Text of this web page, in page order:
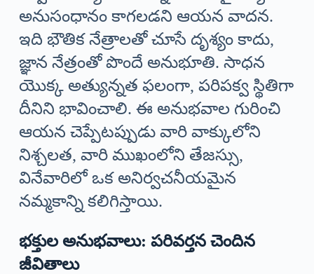
అనుసంధానం కాగలడని ఆయన వాదన.
ఇది భౌతిక నేత్రాలతో చూసే దృశ్యం కాదు,
జ్ఞాన నేత్రంతో పొందే అనుభూతి. సాధన
యొక్క అత్యున్నత ఫలంగా, పరిపక్వ స్థితిగా
దీనిని భావించాలి. ఈ అనుభవాల గురించి
ఆయన చెప్పేటప్పుడు వారి వాక్కులోని
నిశ్చలత, వారి ముఖంలోని తేజస్సు,
వినేవారిలో ఒక అనిర్వచనీయమైన
నమ్మకాన్ని కలిగిస్తాయి.
భక్తుల అనుభవాలు: పరివర్తన చెందిన
జీవితాలు